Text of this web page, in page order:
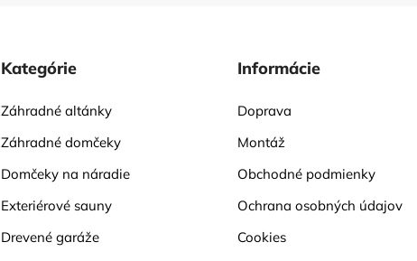
Kategórie
Záhradné altánky
Záhradné domčeky
Domčeky na náradie
Exteriérové sauny
Drevené garáže
Informácie
Doprava
Montáž
Obchodné podmienky
Ochrana osobných údajov
Cookies